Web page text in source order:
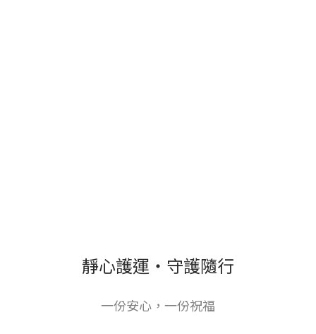
靜心護運・守護隨行
一份安心，一份祝福